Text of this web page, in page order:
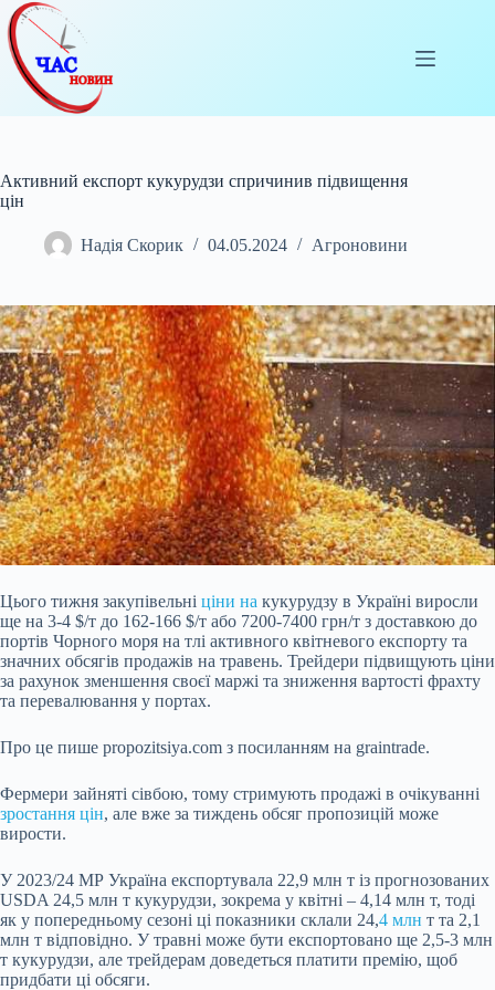
Перейти
до
вмісту
Активний експорт кукурудзи спричинив підвищення
цін
Надія Скорик 04.05.2024 Агроновини
Цього тижня закупівельні ціни на кукурудзу в Україні виросли
ще на 3-4 $/т до 162-166 $/т або 7200-7400 грн/т з доставкою до
портів Чорного моря на тлі активного квітневого експорту та
значних обсягів продажів на травень. Трейдери підвищують ціни
за рахунок зменшення своєї маржі та зниження вартості фрахту
та перевалювання у портах.
Про це пише propozitsiya.com з посиланням на graintrade.
Фермери зайняті сівбою, тому стримують продажі в очікуванні
зростання цін, але вже за тиждень обсяг пропозицій може
вирости.
У 2023/24 МР Україна експортувала 22,9 млн т із прогнозованих
USDA 24,5 млн т кукурудзи, зокрема у квітні – 4,14 млн т, тоді
як у попередньому сезоні ці показники склали 24,4 млн т та 2,1
млн т відповідно. У травні може бути експортовано ще 2,5-3 млн
т кукурудзи, але трейдерам доведеться платити премію, щоб
придбати ці обсяги.